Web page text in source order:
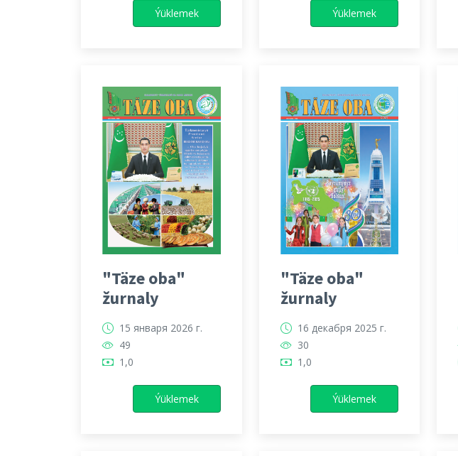
Ýüklemek Ýüklemek
"Täze oba"
žurnaly
15 января 2026 г.
49
1,0
Ýüklemek
"Täze oba"
žurnaly
16 декабря 2025 г.
30
1,0
Ýüklemek